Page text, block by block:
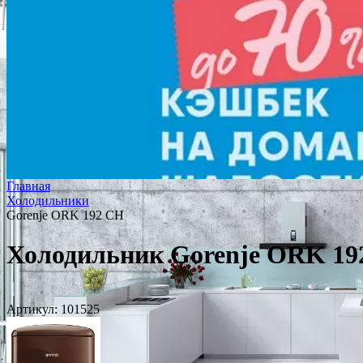
Главная
Холодильники
Gorenje ORK 192 CH
Холодильник Gorenje ORK
Артикул: 101525